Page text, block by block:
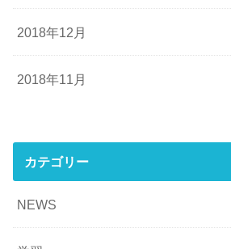
2018年12月
2018年11月
カテゴリー
NEWS